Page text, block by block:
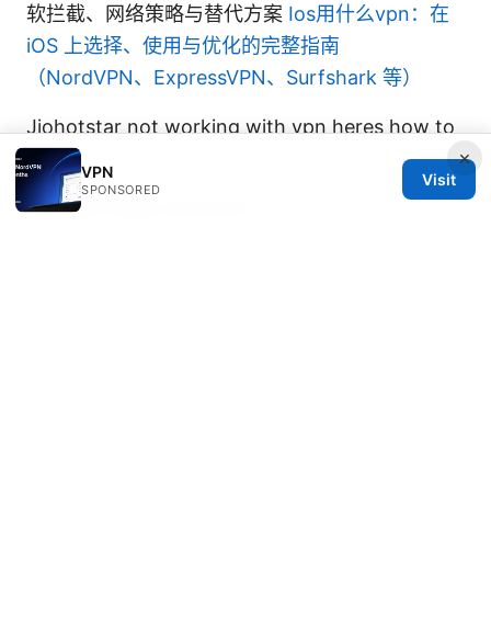
软拦截、网络策略与替代方案 Ios用什么vpn：在
iOS 上选择、使用与优化的完整指南
（NordVPN、ExpressVPN、Surfshark 等）
Jiohotstar not working with vpn heres how to
fix it
Adguard edge extension
×
VPN
SPONSORED
Visit